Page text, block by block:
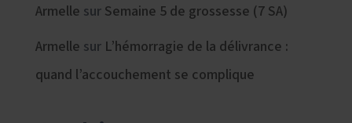
Armelle sur Semaine 5 de grossesse (7 SA)
Armelle sur L’hémorragie de la délivrance :
quand l’accouchement se complique